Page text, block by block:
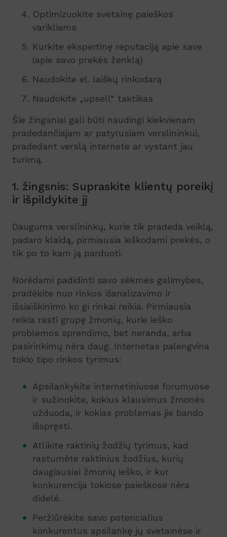
Optimizuokite svetainę paieškos
varikliams
Kurkite ekspertinę reputaciją apie save
(apie savo prekės ženklą)
Naudokite el. laiškų rinkodarą
Naudokite „upsell“ taktikas
Šie žingsniai gali būti naudingi kiekvienam
pradedančiajam ar patyrusiam verslininkui,
pradedant verslą internete ar vystant jau
turimą.
1. žingsnis: Supraskite klientų poreikį
ir išpildykite jį
Dauguma verslininkų, kurie tik pradeda veiklą,
padaro klaidą, pirmiausia ieškodami prekės, o
tik po to kam ją parduoti.
Norėdami padidinti savo sėkmės galimybes,
pradėkite nuo rinkos išanalizavimo ir
išsiaiškinimo ko gi rinkai reikia. Pirmiausia
reikia rasti grupę žmonių, kurie ieško
problemos sprendimo, bet neranda, arba
pasirinkimų nėra daug. Internetas palengvina
tokio tipo rinkos tyrimus:
Apsilankykite internetiniuose forumuose
ir sužinokite, kokius klausimus žmonės
užduoda, ir kokias problemas jie bando
išspręsti.
Atlikite raktinių žodžių tyrimus, kad
rastumėte raktinius žodžius, kurių
daugiausiai žmonių ieško, ir kur
konkurencija tokiose paieškose nėra
didelė.
Peržiūrėkite savo potencialius
konkurentus apsilankę jų svetainėse ir